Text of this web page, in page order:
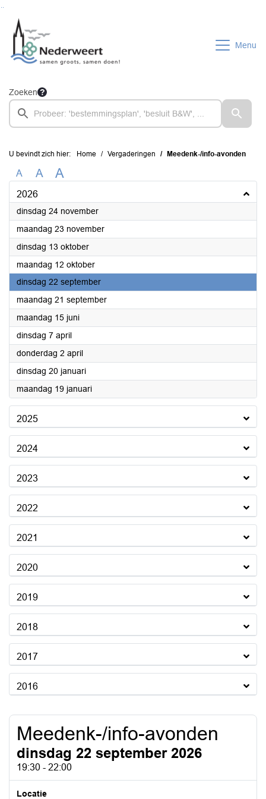
Menu
Zoeken
U bevindt zich hier: Home Vergaderingen Meedenk-/info-avonden
A A A
2026
dinsdag 24 november2026
maandag 23 november2026
dinsdag 13 oktober2026
maandag 12 oktober2026
dinsdag 22 september2026
maandag 21 september2026
maandag 15 juni2026
dinsdag 7 april2026
donderdag 2 april2026
dinsdag 20 januari2026
maandag 19 januari2026
2025
2024
2023
2022
2021
2020
2019
2018
2017
2016
Meedenk-/info-avonden
dinsdag 22 september 2026
19:30 - 22:00
Locatie